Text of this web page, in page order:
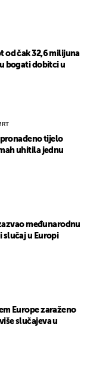
od čak 32,6 milijuna
bogati dobitci u
pronađeno tijelo
uhitila jednu
međunarodnu
slučaj u Europi
Europe zaraženo
slučajeva u